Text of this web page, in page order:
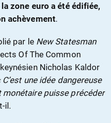
zone euro a été édifiée,
achèvement.
par le New Statesman
Of The Common
Nicholas Kaldor
C’est une idée dangereuse
monétaire puisse précéder
il.